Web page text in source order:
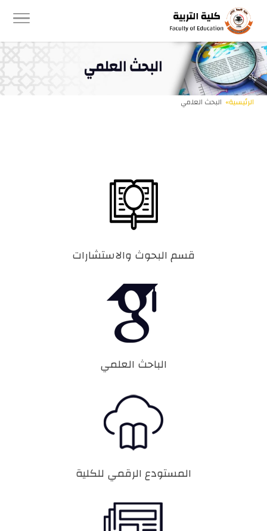
الرئيسية» البحث العلمي
قسم البحوث والاستشارات
الباحث العلمي
المستودع الرقمي للكلية